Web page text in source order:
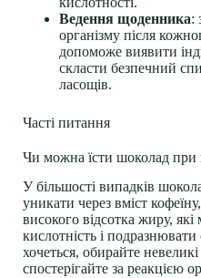
Ведення щоденника:
організму після
допоможе виявити
скласти безпечний
ласощів.
Часті питання
Чи можна їсти шоколад при
У більшості випадків
уникати через вміст
високого відсотка жиру,
кислотність і
хочеться, обирайте невеликі
спостерігайте за реакцією